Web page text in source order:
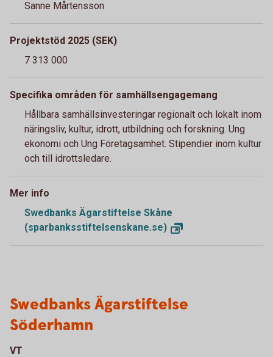
Sanne Mårtensson
Projektstöd 2025 (SEK)
7 313 000
Specifika områden för samhällsengagemang
Hållbara samhällsinvesteringar regionalt och lokalt inom
näringsliv, kultur, idrott, utbildning och forskning. Ung
ekonomi och Ung Företagsamhet. Stipendier inom kultur
och till idrottsledare.
Mer info
Swedbanks Ägarstiftelse Skåne
(sparbanksstiftelsenskane.se)
Swedbanks Ägarstiftelse
Söderhamn
VT